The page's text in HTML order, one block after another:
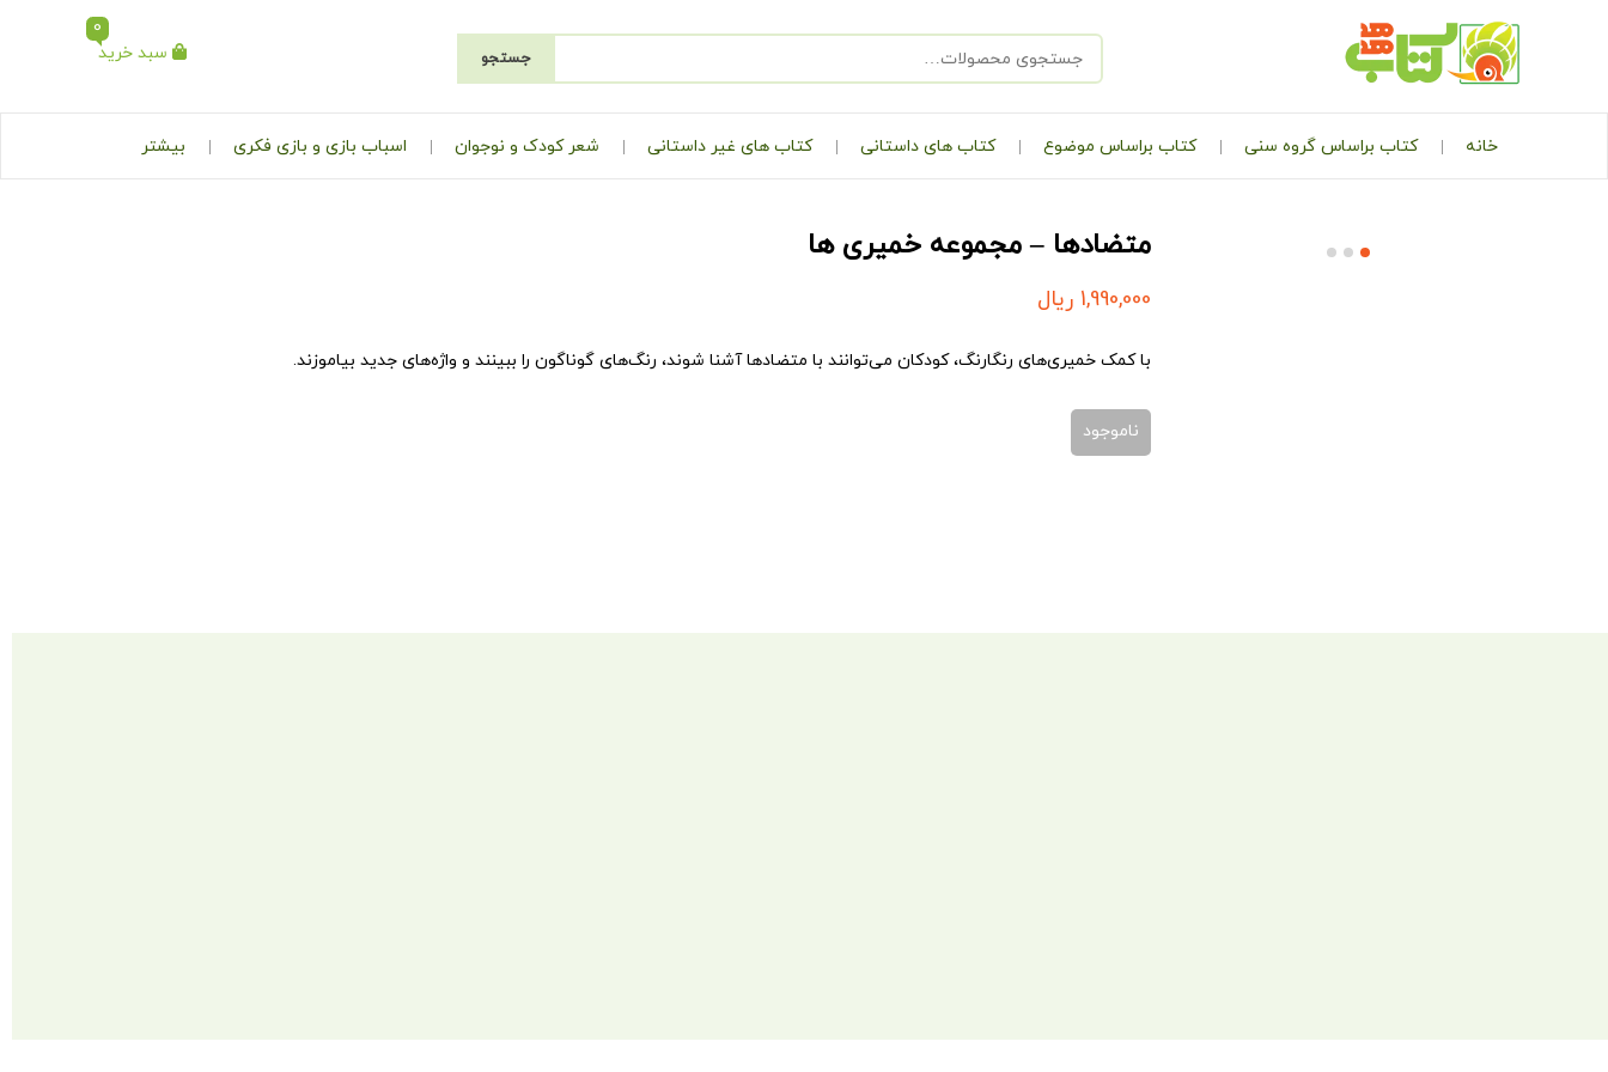
جستجو سبد خرید
0
خانه کتاب براساس گروه سنی کتاب براساس موضوع کتاب های داستانی کتاب های غیر داستانی شعر کودک و نوجوان اسباب بازی و بازی فکری بیشتر
متضادها – مجموعه خمیری ها
1,990,000 ریال
با کمک خمیری‌های رنگارنگ، کودکان می‌توانند با متضادها آشنا شوند، رنگ‌های گوناگون را ببینند و واژه‌های جدید بیاموزند.
ناموجود